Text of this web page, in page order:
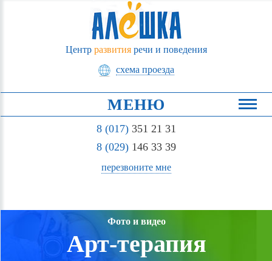
Центр развития речи и поведения
схема проезда
МЕНЮ
8 (017) 351 21 31
8 (029) 146 33 39
перезвоните мне
Фото и видео
Арт-терапия